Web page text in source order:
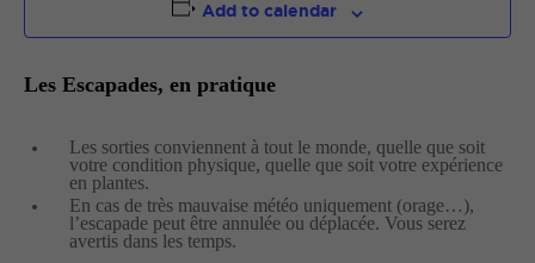
Add to calendar
Les Escapades, en pratique
Les sorties conviennent à tout le monde, quelle que soit
votre condition physique, quelle que soit votre expérience
en plantes.
En cas de très mauvaise météo uniquement (orage…),
l’escapade peut être annulée ou déplacée. Vous serez
avertis dans les temps.